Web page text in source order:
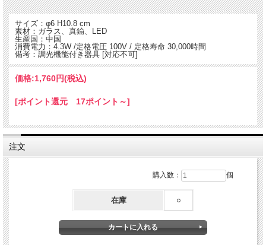
省エネ普及により、すでにスタンダードになっているLED電球をオリジナルパッケ
ージで製作。
サイズ：φ6 H10.8 cm
素材：ガラス、真鍮、LED
生産国：中国
消費電力：4.3W /定格電圧 100V / 定格寿命 30,000時間
備考：調光機能付き器具 [対応不可]
価格:1,760円(税込)
[ポイント還元 17ポイント～]
注文
購入数： 個
在庫 ○